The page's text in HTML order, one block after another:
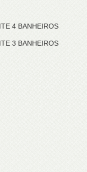
4 BANHEIROS
3 BANHEIROS